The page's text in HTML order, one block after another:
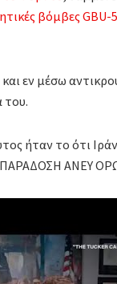
βόμβες
εν μέσω
του.
ήταν το ότι
ΑΝΕΥ